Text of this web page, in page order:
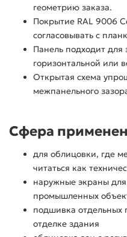
геометрию заказа.
Покрытие RAL 9006
согласовывать с
Панель подходит
горизонтальной или
Открытая схема
межпанельного
Сфера
для облицовки, где
читаться как
наружные экраны
промышленных
подшивка отдельных
отделке здания